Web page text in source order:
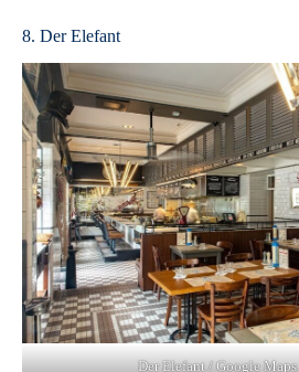
8. Der Elefant
Der Elefant / Google Maps